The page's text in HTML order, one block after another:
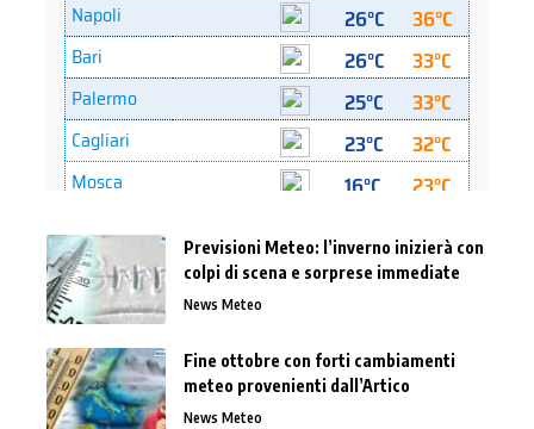
Previsioni Meteo: l’inverno inizierà con
colpi di scena e sorprese immediate
News Meteo
Fine ottobre con forti cambiamenti
meteo provenienti dall’Artico
News Meteo